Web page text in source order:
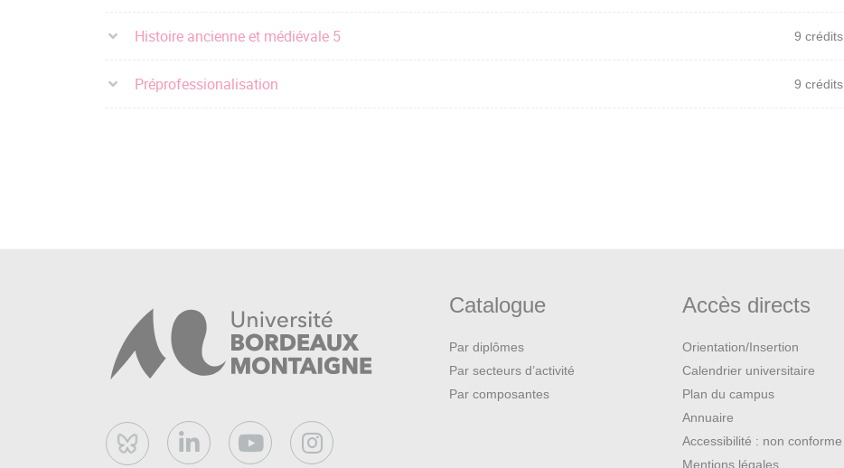
Histoire ancienne et médiévale 5 9 crédits
Préprofessionalisation 9 crédits
Bluesky
Catalogue
Par diplômes
Par secteurs d’activité
Par composantes
Accès directs
Orientation/Insertion
Calendrier universitaire
Plan du campus
Annuaire
Accessibilité : non conforme
Mentions légales